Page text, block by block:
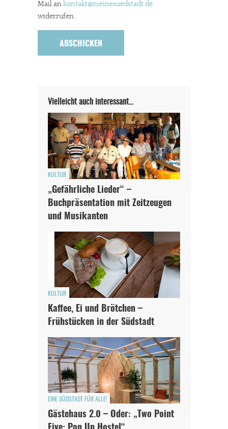
Mail ankontakt@meinesuedstadt.de
widerrufen.
Vielleicht auch interessant…
KULTUR
„Gefährliche Lieder“ –
Buchpräsentation mit Zeitzeugen
und Musikanten
KULTUR
Kaffee, Ei und Brötchen –
Frühstücken in der Südstadt
EINE SÜDSTADT FÜR ALLE!
Gästehaus 2.0 – Oder: „Two Point